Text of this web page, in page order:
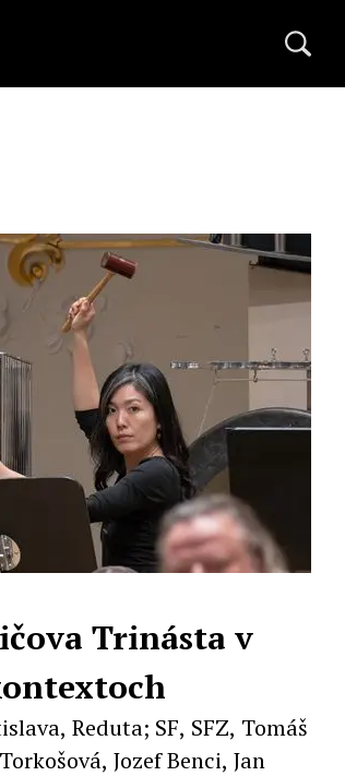
Trinásta v
Reduta; SF, SFZ, Tomáš
Jozef Benci, Jan